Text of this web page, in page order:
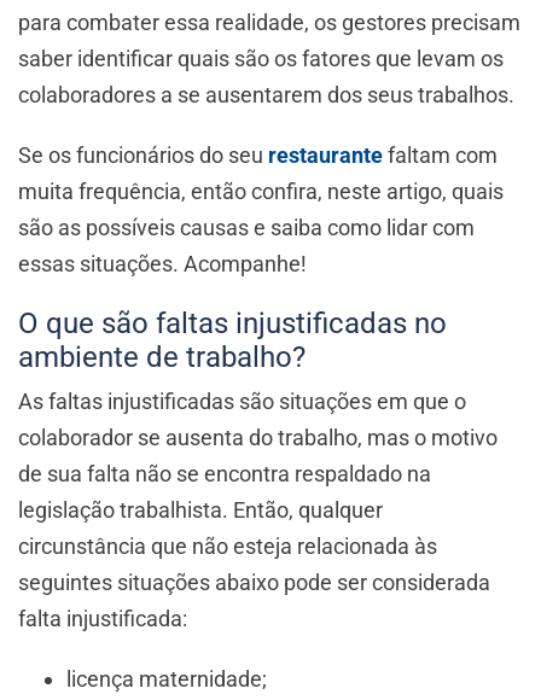
para combater essa realidade, os gestores precisam
saber identificar quais são os fatores que levam os
colaboradores a se ausentarem dos seus trabalhos.
Se os funcionários do seu restaurantefaltam com
muita frequência, então confira, neste artigo, quais
são as possíveis causas e saiba como lidar com
essas situações. Acompanhe!
O que são faltas injustificadas no
ambiente de trabalho?
As faltas injustificadas são situações em que o
colaborador se ausenta do trabalho, mas o motivo
de sua falta não se encontra respaldado na
legislação trabalhista. Então, qualquer
circunstância que não esteja relacionada às
seguintes situações abaixo pode ser considerada
falta injustificada:
licença maternidade;